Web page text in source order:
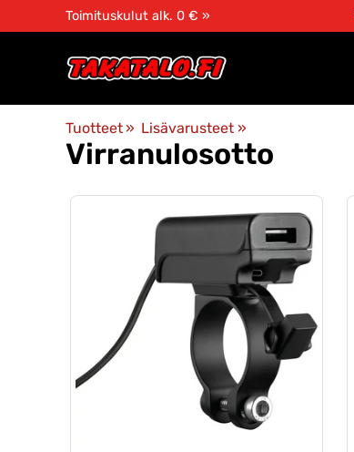
Toimituskulut alk. 0 € »
Tuotteet ‪» Lisävarusteet ‪»
Virranulosotto